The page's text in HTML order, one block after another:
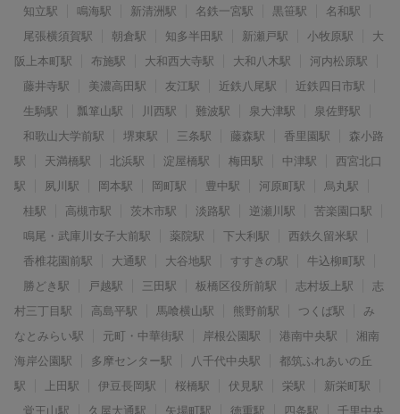
知立駅
鳴海駅 新清洲駅 名鉄一宮駅 黒笹駅
名和駅
尾張横須賀駅
朝倉駅 知多半田駅 新瀬戸駅 小牧原駅
大
阪上本町駅
布施駅 大和西大寺駅 大和八木駅
河内松原駅
藤井寺駅
美濃高田駅 友江駅 近鉄八尾駅
近鉄四日市駅
生駒駅
瓢箪山駅 川西駅 難波駅 泉大津駅
泉佐野駅
和歌山大学前駅
堺東駅 三条駅 藤森駅 香里園駅
森小路
駅
天満橋駅 北浜駅 淀屋橋駅 梅田駅 中津駅
西宮北口
駅
夙川駅 岡本駅 岡町駅 豊中駅 河原町駅
烏丸駅
桂駅
高槻市駅 茨木市駅 淡路駅 逆瀬川駅
苦楽園口駅
鳴尾・武庫川女子大前駅
薬院駅 下大利駅
西鉄久留米駅
香椎花園前駅
大通駅 大谷地駅 すすきの駅
牛込柳町駅
勝どき駅
戸越駅 三田駅 板橋区役所前駅 志村坂上駅
志
村三丁目駅
高島平駅 馬喰横山駅 熊野前駅 つくば駅
み
なとみらい駅
元町・中華街駅 岸根公園駅 港南中央駅
湘南
海岸公園駅
多摩センター駅 八千代中央駅
都筑ふれあいの丘
駅
上田駅 伊豆長岡駅 桜橋駅 伏見駅 栄駅
新栄町駅
覚王山駅
久屋大通駅 矢場町駅 徳重駅 四条駅
千里中央